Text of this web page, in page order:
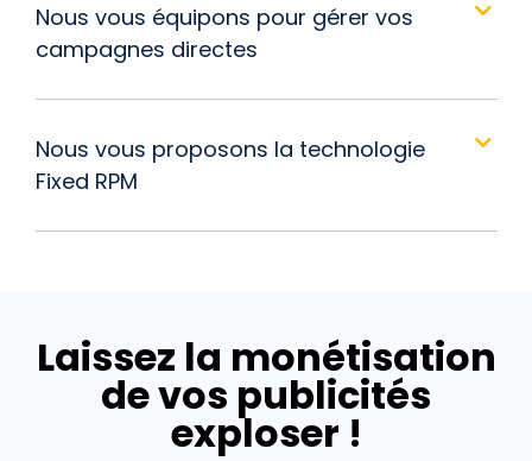
Nous vous équipons pour gérer vos
campagnes directes
Nous vous proposons la technologie
Fixed RPM
Laissez la monétisation
de vos publicités
exploser !